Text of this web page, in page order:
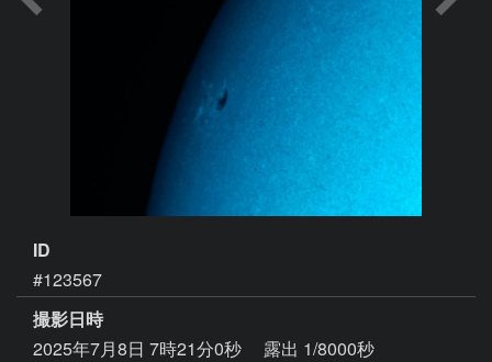
ID
#123567
撮影日時
2025年7月8日 7時21分0秒
露出 1/8000秒